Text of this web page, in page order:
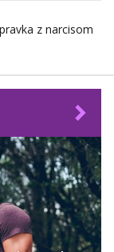
z narcisom